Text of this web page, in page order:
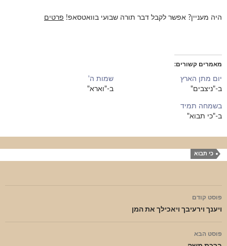
היה מעניין? אפשר לקבל דבר תורה שבועי בוואטסאפ! פרטים
מאמרים קשורים
יום מתן הארץ
ב-"ניצבים"
שמות ה'
ב-"וארא"
בשמחה תמיד
ב-"כי תבוא"
כי תבוא
ניווט
בפוסטים
פוסט קודם
ויענך וירעיבך ויאכילך את המן
פוסט הבא